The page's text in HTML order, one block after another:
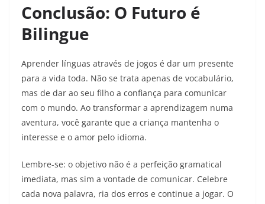
Conclusão: O Futuro é
Bilingue
Aprender línguas através de jogos é dar um presente
para a vida toda. Não se trata apenas de vocabulário,
mas de dar ao seu filho a confiança para comunicar
com o mundo. Ao transformar a aprendizagem numa
aventura, você garante que a criança mantenha o
interesse e o amor pelo idioma.
Lembre-se: o objetivo não é a perfeição gramatical
imediata, mas sim a vontade de comunicar. Celebre
cada nova palavra, ria dos erros e continue a jogar. O